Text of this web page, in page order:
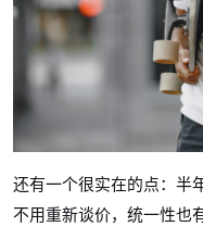
还有一个很实在的点：半
不用重新谈价，统一性也